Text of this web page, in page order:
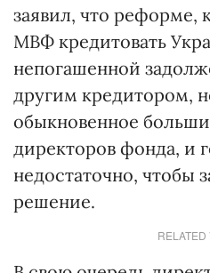
заявил, что реформе,
МВФ кредитовать
непогашенной
другим кредитором,
обыкновенное
директоров фонда, и
недостаточно, чтобы
решение.
RELATED